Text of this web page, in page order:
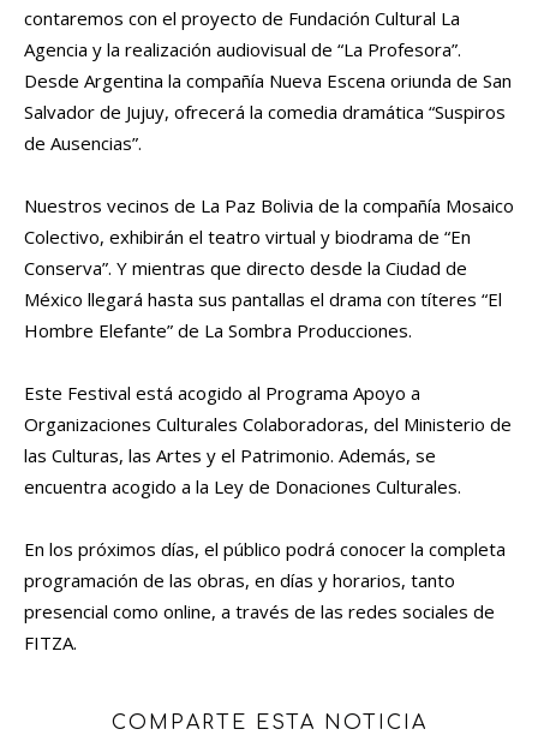
contaremos con el proyecto de Fundación Cultural La
Agencia y la realización audiovisual de “La Profesora”.
Desde Argentina la compañía Nueva Escena oriunda de San
Salvador de Jujuy, ofrecerá la comedia dramática “Suspiros
de Ausencias”.
Nuestros vecinos de La Paz Bolivia de la compañía Mosaico
Colectivo, exhibirán el teatro virtual y biodrama de “En
Conserva”. Y mientras que directo desde la Ciudad de
México llegará hasta sus pantallas el drama con títeres “El
Hombre Elefante” de La Sombra Producciones.
Este Festival está acogido al Programa Apoyo a
Organizaciones Culturales Colaboradoras, del Ministerio de
las Culturas, las Artes y el Patrimonio. Además, se
encuentra acogido a la Ley de Donaciones Culturales.
En los próximos días, el público podrá conocer la completa
programación de las obras, en días y horarios, tanto
presencial como online, a través de las redes sociales de
FITZA.
COMPARTE ESTA NOTICIA